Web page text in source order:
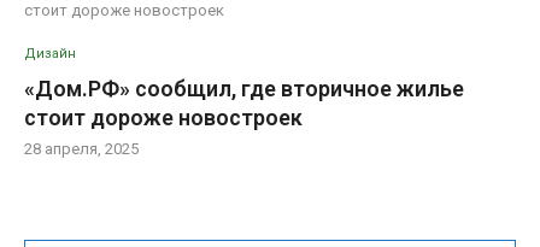
стоит дороже новостроек
Дизайн
«Дом.РФ» сообщил, где вторичное жилье
стоит дороже новостроек
28 апреля, 2025